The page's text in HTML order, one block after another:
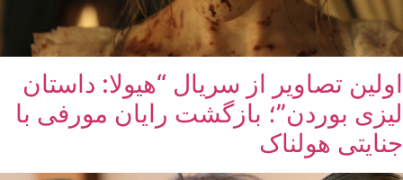
اولین تصاویر از سریال “هیولا: داستان
لیزی بوردن”؛ بازگشت رایان مورفی با
جنایتی هولناک